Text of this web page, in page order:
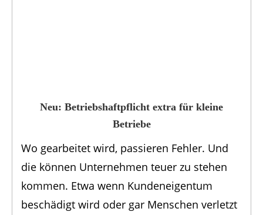
Neu: Betriebshaft­pflicht extra für kleine
Betriebe
Wo gearbeitet wird, passieren Fehler. Und
die können Unternehmen teuer zu stehen
kommen. Etwa wenn Kundeneigentum
beschädigt wird oder gar Menschen verletzt